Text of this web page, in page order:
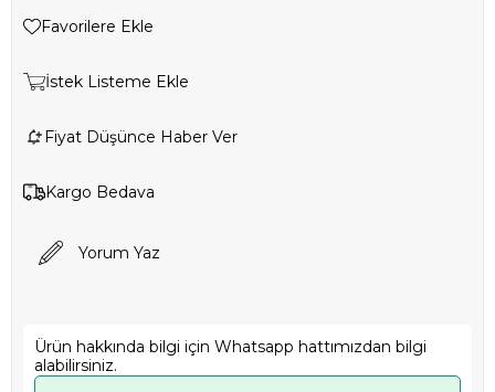
Favorilere Ekle
İstek Listeme Ekle
Fiyat Düşünce Haber Ver
Kargo Bedava
Yorum Yaz
Ürün hakkında bilgi için Whatsapp hattımızdan bilgi
alabilirsiniz.